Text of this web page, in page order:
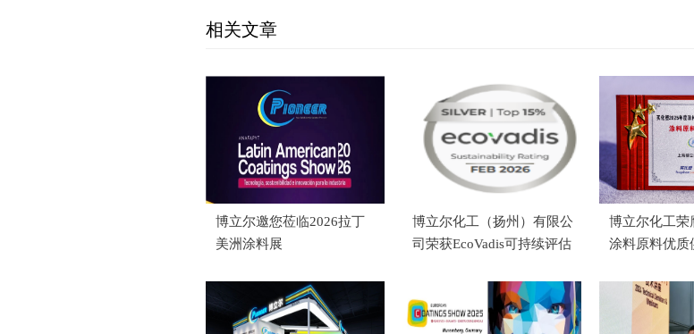
相关文章
博立尔邀您莅临2026拉丁
美洲涂料展
博立尔化工（扬州）有限公
司荣获EcoVadis可持续评估
博立尔化工荣
涂料原料优质